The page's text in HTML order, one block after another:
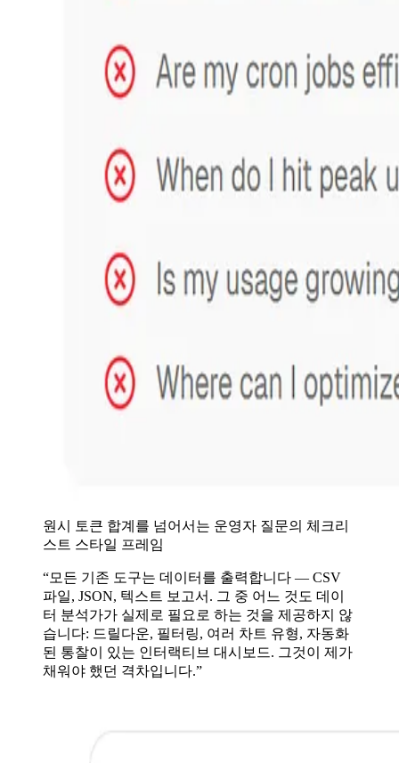
원시 토큰 합계를 넘어서는 운영자 질문의 체크리
스트 스타일 프레임
“모든 기존 도구는 데이터를 출력합니다 — CSV
파일, JSON, 텍스트 보고서. 그 중 어느 것도 데이
터 분석가가 실제로 필요로 하는 것을 제공하지 않
습니다: 드릴다운, 필터링, 여러 차트 유형, 자동화
된 통찰이 있는 인터랙티브 대시보드. 그것이 제가
채워야 했던 격차입니다.”